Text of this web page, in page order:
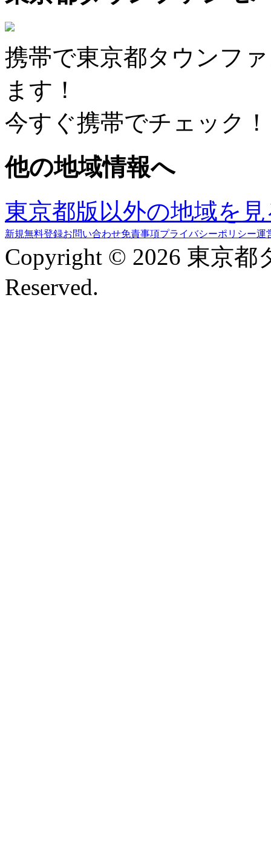
携帯で東京都タウンフ
ます！
今すぐ携帯でチェック！
他の地域情報へ
東京都版以外の地域を
新規無料登録お問い合わせ免責事項プライバシーポリシー運
Copyright © 2026 東京
Reserved.